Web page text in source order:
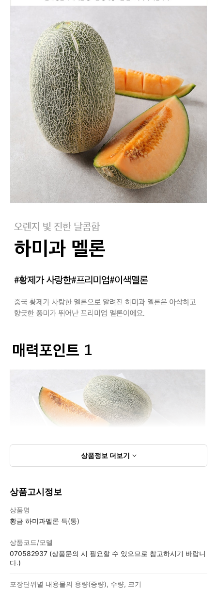
상품정보 더보기
상품고시정보
상품명
황금 하미과멜론 특(통)
상품코드/모델
070582937 (상품문의 시 필요할 수 있으므로 참고하시기 바랍니
다.)
포장단위별 내용물의 용량(중량), 수량, 크기